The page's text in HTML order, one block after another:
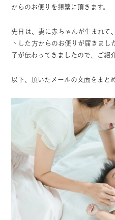
からのお便りを頻繁に頂きます。
先日は、妻に赤ちゃんが生まれて、
トした方からのお便りが届きまし
子が伝わってきましたので、ご紹
以下、頂いたメールの文面をまと